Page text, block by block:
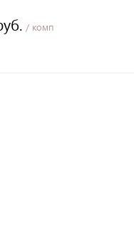
/ комп